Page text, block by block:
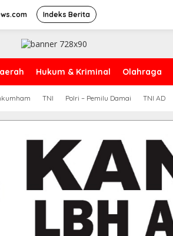
Indeks Berita
Hukum & Kriminal Olahraga
TNI Polri – Pemilu Damai TNI AD